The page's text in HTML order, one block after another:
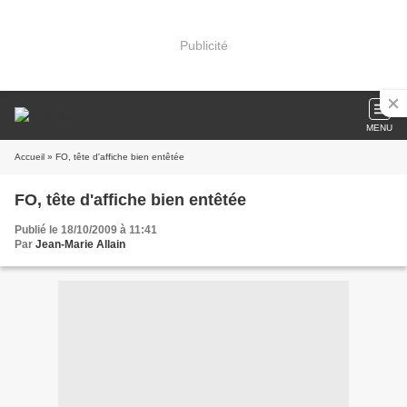
Publicité
MENU
Accueil » FO, tête d'affiche bien entêtée
FO, tête d'affiche bien entêtée
Publié le 18/10/2009 à 11:41
Par Jean-Marie Allain